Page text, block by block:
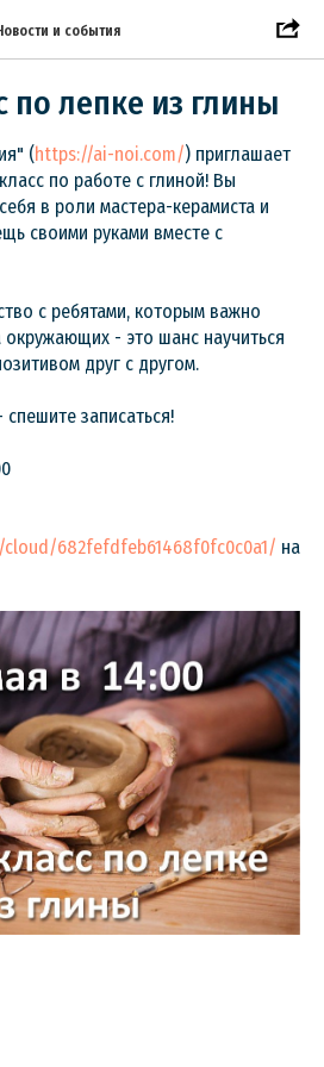
и события
по лепке из глины
(https://ai-noi.com/) приглашает
по работе с глиной! Вы
в роли мастера-керамиста и
своими руками вместе с
с ребятами, которым важно
- это шанс научиться
друг с другом.
записаться!
682fefdfeb61468f0fc0c0a1/ на